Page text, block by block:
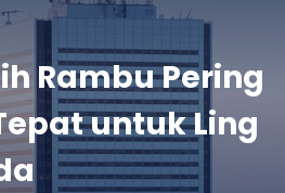
Rambu Pering
untuk Ling